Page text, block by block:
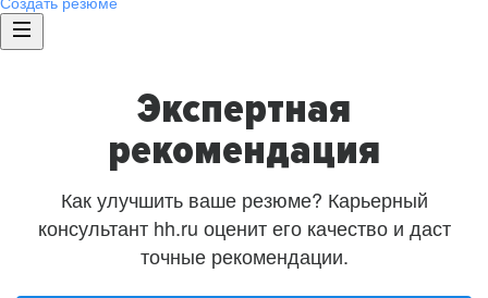
Экспертная
рекомендация
Как улучшить ваше резюме? Карьерный
консультант hh.ru оценит его качество и даст
точные рекомендации.